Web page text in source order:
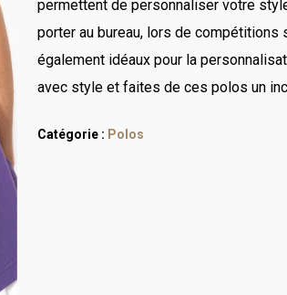
personnalisée
faire nous permet
permettent de personnaliser votre
porter au bureau, lors de
également idéaux pour la
avec style et faites de ces polos un
Catégorie : Polos